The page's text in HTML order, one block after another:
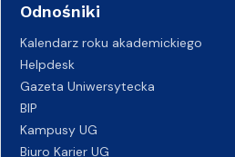
Odnośniki
Kalendarz roku akademickiego
Helpdesk
Gazeta Uniwersytecka
BIP
Kampusy UG
Biuro Karier UG